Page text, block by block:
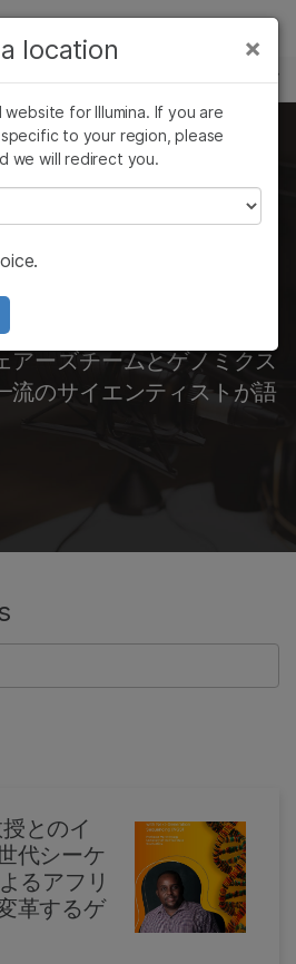
ノミクスポ
ト
る人々が、科学と私たち
ちの考え方を形作っている
さい。イルミナのサイエン
アーズチームとゲノミクス
流のサイエンティストが語
とのイ
代シーケ
るアフリ
革するゲ
×
location
for Illumina. If you are
to your region, please
we will redirect you.
×
臨床オンコロジー
生殖医学
患研究